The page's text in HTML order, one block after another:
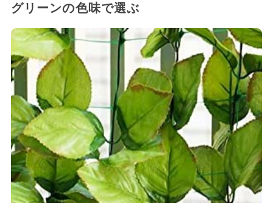
グリーンの色味で選ぶ